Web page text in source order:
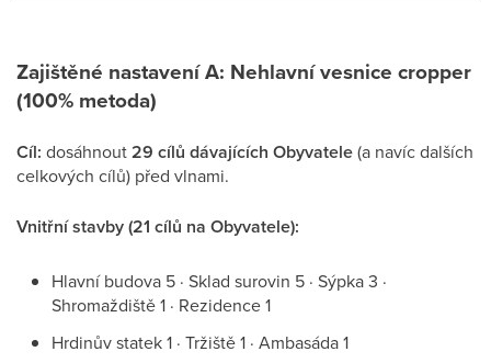
Zajištěné nastavení A: Nehlavní vesnice cropper
(100% metoda)
Cíl: dosáhnout29 cílů dávajících Obyvatele(a navíc dalších
celkových cílů) před vlnami.
Vnitřní stavby (21 cílů na Obyvatele):
Hlavní budova 5 · Sklad surovin 5 · Sýpka 3 ·
Shromaždiště 1 · Rezidence 1
Hrdinův statek 1 · Tržiště 1 · Ambasáda 1